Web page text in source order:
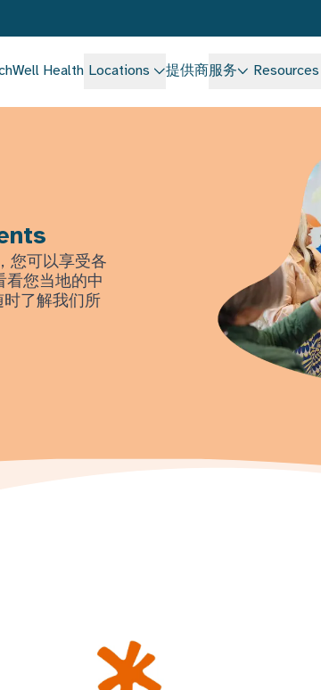
Health Locations 提供商服务 Resources
您可以享受各
看您当地的中
了解我们所